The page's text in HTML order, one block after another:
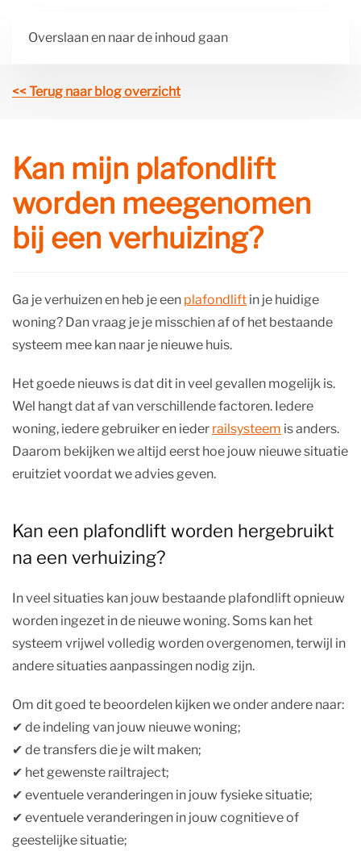
Overslaan en naar de inhoud gaan
<< Terug naar blog overzicht
Kan mijn plafondlift
worden meegenomen
bij een verhuizing?
Ga je verhuizen en heb je een plafondlift in je huidige
woning? Dan vraag je je misschien af of het bestaande
systeem mee kan naar je nieuwe huis.
Het goede nieuws is dat dit in veel gevallen mogelijk is.
Wel hangt dat af van verschillende factoren. Iedere
woning, iedere gebruiker en ieder railsysteem is anders.
Daarom bekijken we altijd eerst hoe jouw nieuwe situatie
eruitziet voordat we advies geven.
Kan een plafondlift worden hergebruikt
na een verhuizing?
In veel situaties kan jouw bestaande plafondlift opnieuw
worden ingezet in de nieuwe woning. Soms kan het
systeem vrijwel volledig worden overgenomen, terwijl in
andere situaties aanpassingen nodig zijn.
Om dit goed te beoordelen kijken we onder andere naar:
✔︎ de indeling van jouw nieuwe woning;
✔︎ de transfers die je wilt maken;
✔︎ het gewenste railtraject;
✔︎ eventuele veranderingen in jouw fysieke situatie;
✔︎ eventuele veranderingen in jouw cognitieve of
geestelijke situatie;